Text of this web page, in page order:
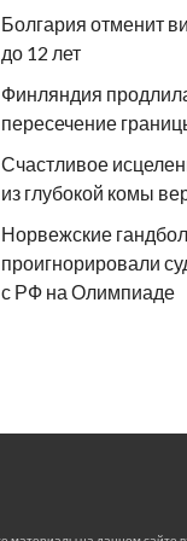
Болгария отменит
до 12 лет
Финляндия
пересечение
Счастливое
из глубокой комы
Норвежские
проигнорировали
с РФ на Олимпиаде